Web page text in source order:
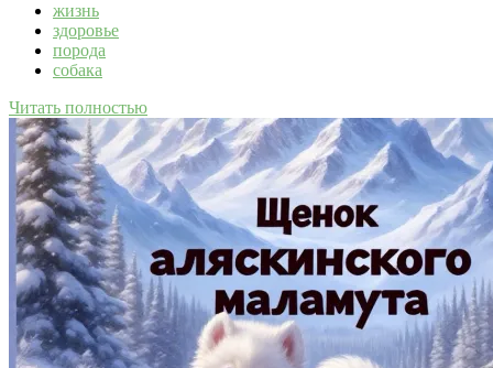
жизнь
здоровье
порода
собака
Читать полностью